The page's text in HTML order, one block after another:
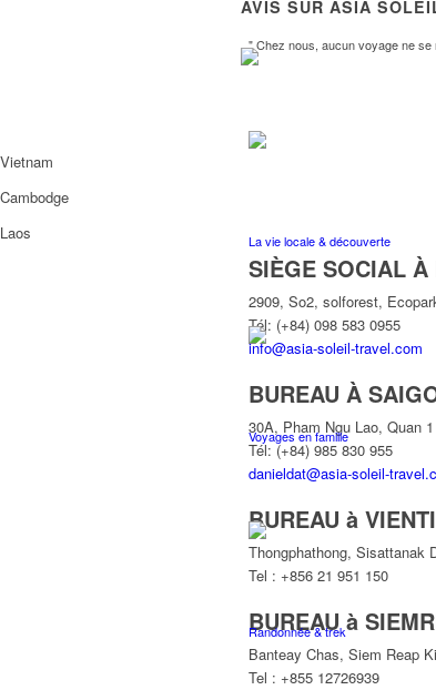
" Chez nous, aucun voyage ne
La vie locale & découverte
Voyages en famille
Randonnée & trek
AVIS SUR ASIA
Vietnam
Cambodge
Laos
SIÈGE SOCIAL À
2909, So2, solforest,
Tél: (+84) 098 583 0955
info@asia-soleil-travel.com
BUREAU À
30A, Pham Ngu Lao, Quan 1
Tél: (+84) 985 830 955
danieldat@asia-soleil-
BUREAU à
Thongphathong, Sisattanak
Tel : +856 21 951 150
BUREAU à
Banteay Chas, Siem Reap
Tel : +855 12726939